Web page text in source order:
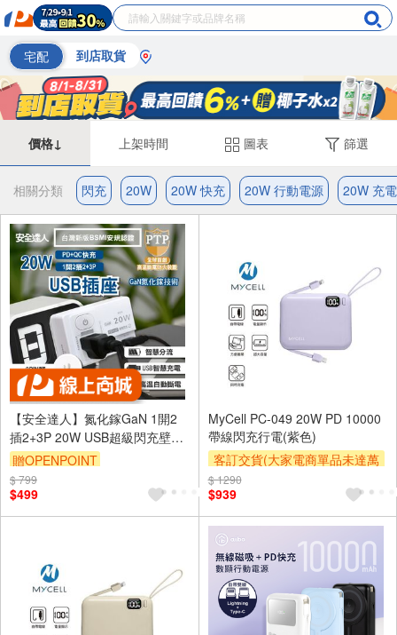
宅配 到店取貨
價格↓ 上架時間 圖表 篩選
相關分類 閃充 20W 20W 快充 20W 行動電源 20W 充
【安全達人】氮化鎵GaN 1開2
插2+3P 20W USB超級閃充壁插-
R-81PLC
贈OPENPOINT
$ 799
$499
MyCell PC-049 20W PD 10000
帶線閃充行電(紫色)
客訂交貨(大家電商單品未達萬
元需加收$300-500,部分安裝跨
區費另計,實際收費以專人聯絡
報價為主)
滿額贈券
$ 1290
$939